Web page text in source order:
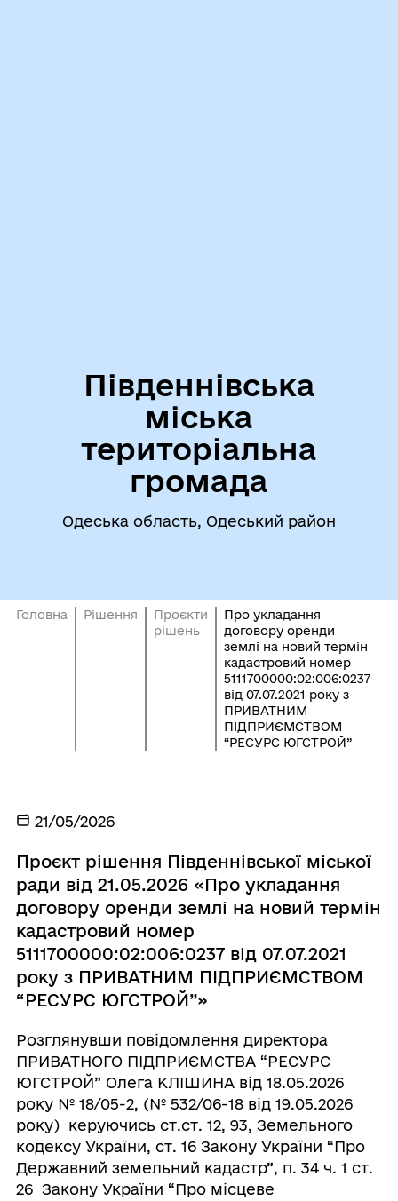
Південнівська
міська
територіальна
громада
Одеська область, Одеський район
Головна Рішення
Проєкти
рішень
Про укладання
договору оренди
землі на новий термін
кадастровий номер
5111700000:02:006:0237
від 07.07.2021 року з
ПРИВАТНИМ
ПІДПРИЄМСТВОМ
“РЕСУРС ЮГСТРОЙ”
21/05/2026
Проєкт рішення Південнівської міської
ради від 21.05.2026 «Про укладання
договору оренди землі на новий термін
кадастровий номер
5111700000:02:006:0237 від 07.07.2021
року з ПРИВАТНИМ ПІДПРИЄМСТВОМ
“РЕСУРС ЮГСТРОЙ”»
Розглянувши повідомлення директора
ПРИВАТНОГО ПІДПРИЄМСТВА “РЕСУРС
ЮГСТРОЙ” Олега КЛІШИНА від 18.05.2026
року № 18/05-2, (№ 532/06-18 від 19.05.2026
року) керуючись ст.ст. 12, 93, Земельного
кодексу України, ст. 16 Закону України “Про
Державний земельний кадастр”, п. 34 ч. 1 ст.
26 Закону України “Про місцеве